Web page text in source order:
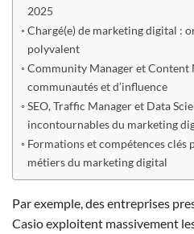
2025
Chargé(e) de marketing digital :
polyvalent
Community Manager et Content
communautés et d’influence
SEO, Traffic Manager et Data
incontournables du marketing
Formations et compétences clés
métiers du marketing digital
Par exemple, des entreprises
Casio exploitent massivement